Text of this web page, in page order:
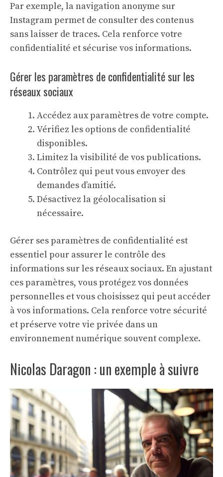
Par exemple, lanavigation anonyme sur
Instagrampermet de consulter des contenus
sans laisser de traces. Cela renforce votre
confidentialité et sécurise vos informations.
Gérer les paramètres de confidentialité sur les
réseaux sociaux
Accédez aux paramètres de votre compte.
Vérifiez les options de confidentialité
disponibles.
Limitez la visibilité de vos publications.
Contrôlez qui peut vous envoyer des
demandes d’amitié.
Désactivez la géolocalisation si
nécessaire.
Gérer ses paramètres de confidentialité est
essentiel pour assurer le contrôle des
informations sur les réseaux sociaux. En ajustant
ces paramètres, vous protégez vos données
personnelles et vous choisissez qui peut accéder
à vos informations. Cela renforce votre sécurité
et préserve votre vie privée dans un
environnement numérique souvent complexe.
Nicolas Daragon : un exemple à suivre